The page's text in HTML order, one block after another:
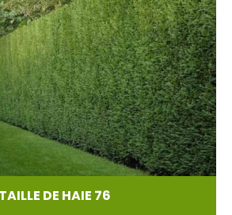
TAILLE DE HAIE 76